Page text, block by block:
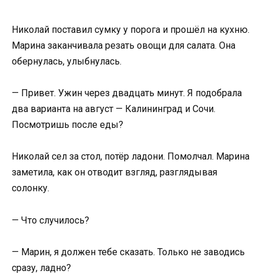
Николай поставил сумку у порога и прошёл на кухню.
Марина заканчивала резать овощи для салата. Она
обернулась, улыбнулась.
— Привет. Ужин через двадцать минут. Я подобрала
два варианта на август — Калининград и Сочи.
Посмотришь после еды?
Николай сел за стол, потёр ладони. Помолчал. Марина
заметила, как он отводит взгляд, разглядывая
солонку.
— Что случилось?
— Марин, я должен тебе сказать. Только не заводись
сразу, ладно?